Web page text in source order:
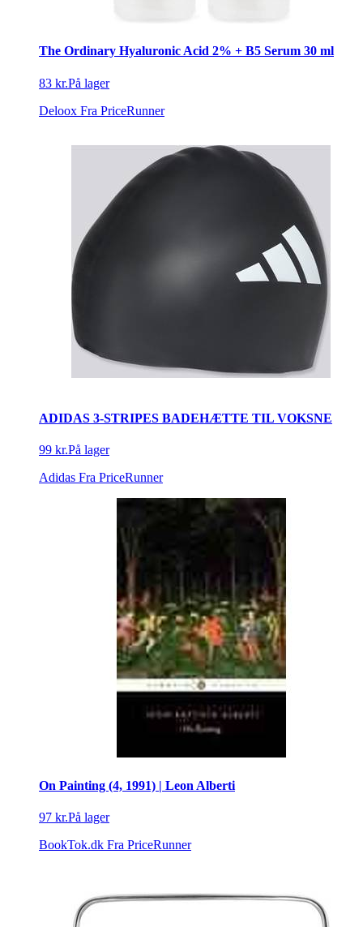
The Ordinary Hyaluronic Acid 2% + B5 Serum 30 ml
83 kr.På lager
Deloox Fra PriceRunner
ADIDAS 3-STRIPES BADEHÆTTE TIL VOKSNE
99 kr.På lager
Adidas Fra PriceRunner
On Painting (4, 1991) | Leon Alberti
97 kr.På lager
BookTok.dk Fra PriceRunner